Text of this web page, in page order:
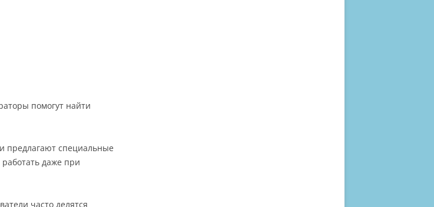
помогут найти
предлагают специальные
даже при
часто делятся